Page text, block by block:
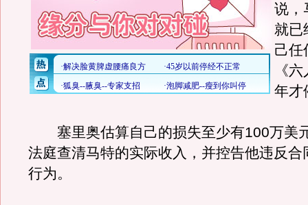
说，
就已
己任
《
年才
塞里奥估算自己的损失至少有100万美
法庭查清马特的实际收入，并控告他违反合
行为。